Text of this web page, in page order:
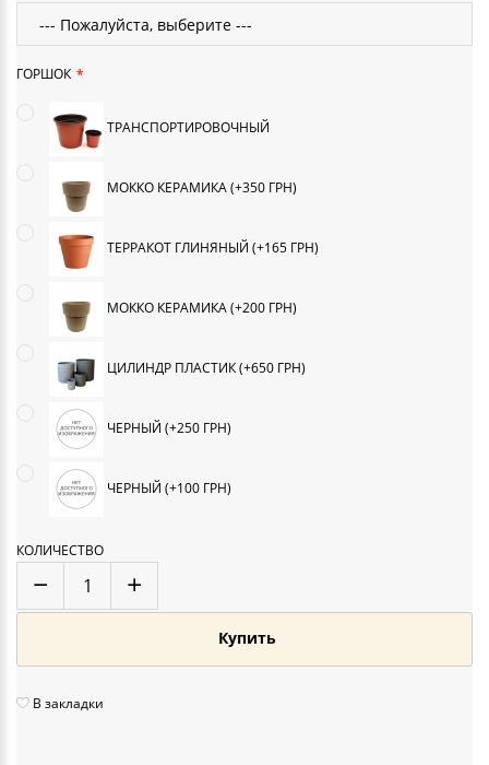
ГОРШОК
ТРАНСПОРТИРОВОЧНЫЙ
МОККО КЕРАМИКА (+350 ГРН)
ТЕРРАКОТ ГЛИНЯНЫЙ (+165 ГРН)
МОККО КЕРАМИКА (+200 ГРН)
ЦИЛИНДР ПЛАСТИК (+650 ГРН)
ЧЕРНЫЙ (+250 ГРН)
ЧЕРНЫЙ (+100 ГРН)
КОЛИЧЕСТВО
Купить
В закладки